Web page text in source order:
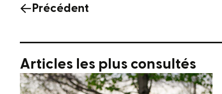
Précédent
Articles les plus consultés